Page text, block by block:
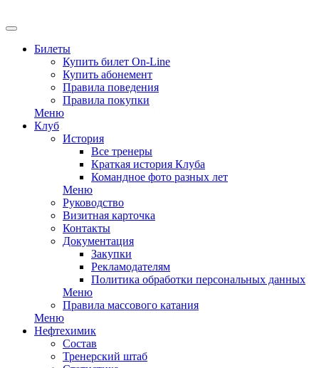
Билеты
Купить билет On-Line
Купить абонемент
Правила поведения
Правила покупки
Меню
Клуб
История
Все тренеры
Краткая история Клуба
Командное фото разных лет
Меню
Руководство
Визитная карточка
Контакты
Документация
Закупки
Рекламодателям
Политика обработки персональных данных
Меню
Правила массового катания
Меню
Нефтехимик
Состав
Тренерский штаб